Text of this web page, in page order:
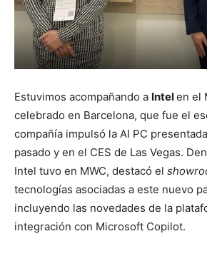
Estuvimos acompañando a Intelen el
celebrado en Barcelona, que fue el
compañía impulsó la AI PC
pasado y en el CES de Las Vegas.
Intel tuvo en MWC, destacó el
tecnologías asociadas a este nuevo
incluyendo las novedades de la
integración con Microsoft Copilot.